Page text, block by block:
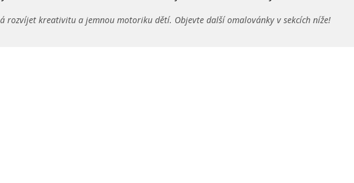
rozvíjet kreativitu a jemnou motoriku dětí. Objevte další omalovánky v sekcích níže!